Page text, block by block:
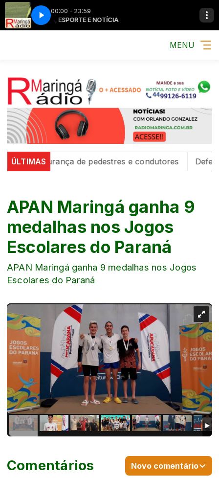
00:00 - 23:59
MÚSICA, ESPORTE E NOTÍCIA MÚSICA,
MENU
ÚLTIMAS
segurança de pedestres e condutores Defesa
APAN Maringá ganha 9
medalhas nos Jogos
Escolares do Paraná
APAN Maringá ganha 9 medalhas nos Jogos
Escolares do Paraná
Comentários Novo comentário